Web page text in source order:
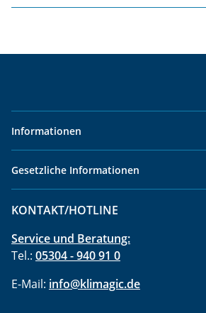
Informationen
Gesetzliche Informationen
KONTAKT/HOTLINE
Service und Beratung:
Tel.: 05304 - 940 91 0
E-Mail: info@klimagic.de